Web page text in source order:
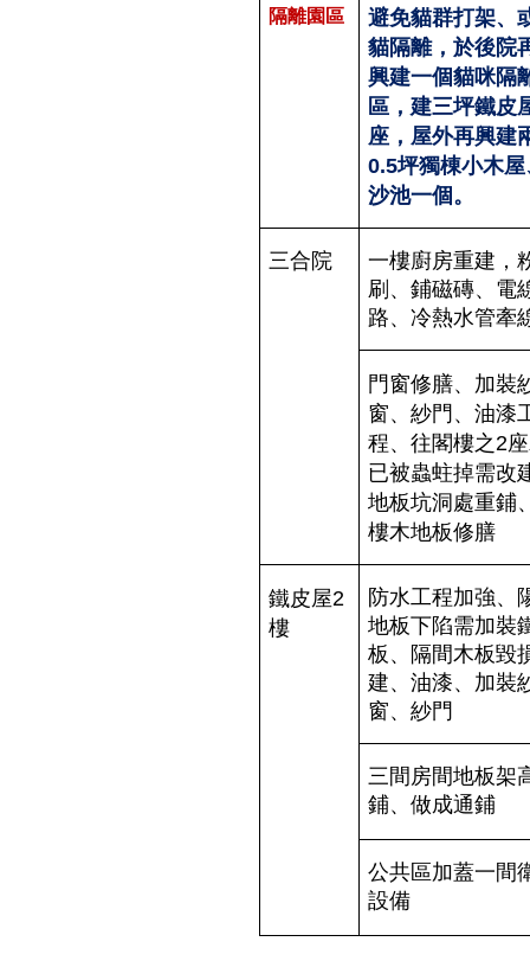
隔離園區
避免貓群打架、
貓隔離，於後院
興建一個貓咪隔
區，建三坪鐵皮
座，屋外再興建
0.5坪獨棟小木
沙池一個。
三合院
一樓廚房重建，
刷、鋪磁磚、電
路、冷熱水管牽
門窗修膳、加裝
窗、紗門、油漆
程、往閣樓之 2
已被蟲蛀掉需改
地板坑洞處重鋪
樓木地板修膳
鐵皮屋2
樓
防水工程加強、
地板下陷需加裝
板、隔間木板毀
建、油漆、加裝
窗、紗門
三間房間地板架
鋪、做成通鋪
公共區加蓋一間
設備